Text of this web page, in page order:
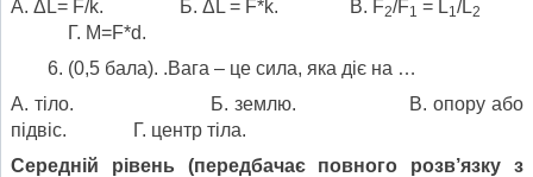
А. ΔL= F/k. Б. ΔL = F*k. В. F2/F1 = L1/L2
Г. M=F*d.
(0,5 бала). .Вага – це сила, яка діє на …
А. тіло. Б. землю. В. опору або
підвіс. Г. центр тіла.
Середній рівень (передбачає повного розв’язку з